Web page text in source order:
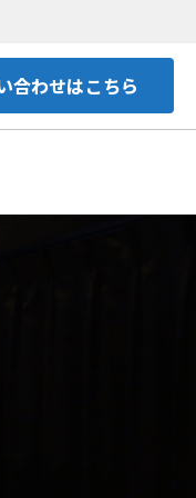
合わせはこちら